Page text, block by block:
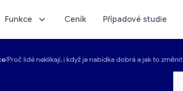
Funkce
Diagnostika e-shopu
Ceník Případové studie
Proč lidé neklikají, i když je nabídka dobrá a jak to změnit